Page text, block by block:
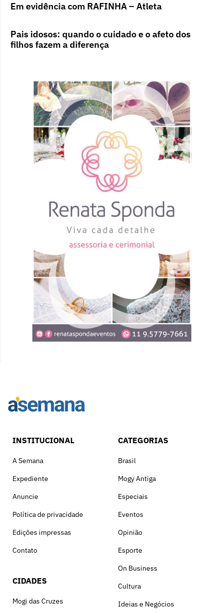
Em evidência com RAFINHA – Atleta
Pais idosos: quando o cuidado e o afeto dos
filhos fazem a diferença
INSTITUCIONAL
A Semana
Expediente
Anuncie
Política de privacidade
Edições impressas
Contato
CIDADES
Mogi das Cruzes
CATEGORIAS
Brasil
Mogy Antiga
Especiais
Eventos
Opinião
Esporte
On Business
Cultura
Ideias e Negócios